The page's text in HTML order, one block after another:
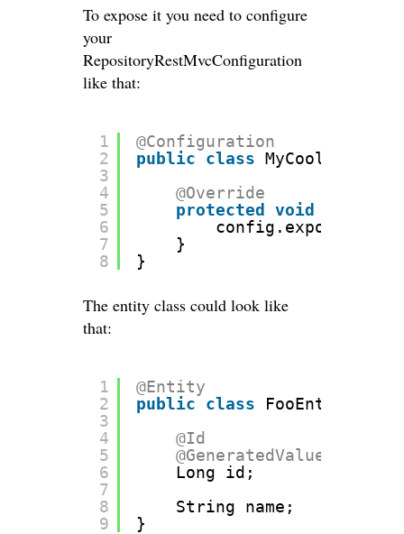
To expose it you need to configure
your
RepositoryRestMvcConfiguration
like that:
1
2
3
4
5
6
7
8
@Configuration
public
class
@Override
protected
void
}
}
The entity class could look like
that:
1
2
3
4
5
6
7
8
9
@Entity
public
class
FooEntity {
@Id
@GeneratedValue
Long id;
String name;
}